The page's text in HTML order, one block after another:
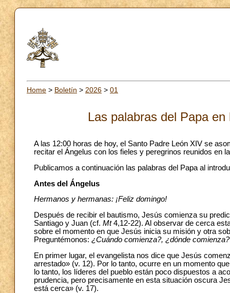
Home > Boletín > 2026 > 01
Las palabras del Papa
A las 12:00 horas de hoy, el Santo Padre León XIV se
recitar el Ángelus con los fieles y peregrinos reunidos en
Publicamos a continuación las palabras del Papa al
Antes del Ángelus
Hermanos y hermanas: ¡Feliz domingo!
Después de recibir el bautismo, Jesús comienza su
Santiago y Juan (cf. Mt4,12-22). Al observar de cerca
sobre el momento en que Jesús inicia su misión y otra
Preguntémonos: ¿Cuándo comienza?, ¿dónde comienza?
En primer lugar, el evangelista nos dice que Jesús
arrestado» (v. 12). Por lo tanto, ocurre en un momento
lo tanto, los líderes del pueblo están poco dispuestos a
prudencia, pero precisamente en esta situación oscura
está cerca» (v. 17).